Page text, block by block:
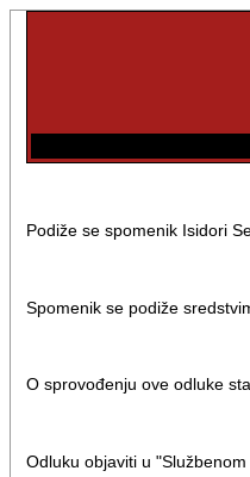
Podiže se spomenik Isidori
Spomenik se podiže
O sprovođenju ove odluke
Odluku objaviti u